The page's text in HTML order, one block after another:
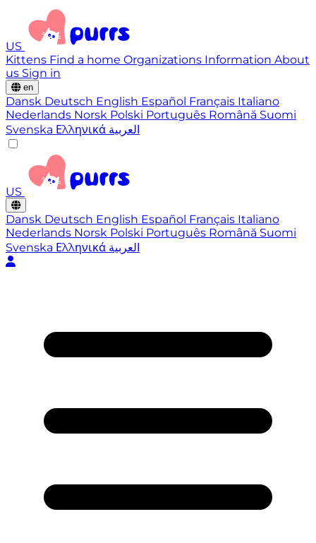
US
Kittens Find a home Organizations Information About
us Sign in
en
Dansk Deutsch English Español Français Italiano
Nederlands Norsk Polski Português Română Suomi
Svenska Ελληνικά العربية
US
Dansk Deutsch English Español Français Italiano
Nederlands Norsk Polski Português Română Suomi
Svenska Ελληνικά العربية